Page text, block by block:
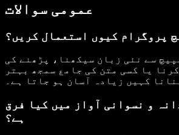
عمومی سوالات
پروگرام کیوں استعمال کریں؟
سے نئی زبان سیکھنا، پڑھنے کی
یا کسی متن کی جامع سمجھ بہتر
کہیں زیادہ آسان ہو جاتا ہے۔
و نسوانی آواز میں کیا فرق
ہے؟